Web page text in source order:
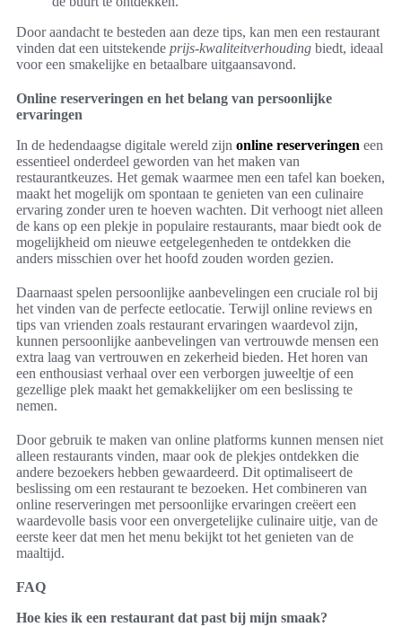
Door aandacht te besteden aan deze tips, kan men een restaurant
vinden dat een uitstekende prijs-kwaliteitverhouding biedt, ideaal
voor een smakelijke en betaalbare uitgaansavond.
Online reserveringen en het belang van persoonlijke
ervaringen
In de hedendaagse digitale wereld zijn online reserveringen een
essentieel onderdeel geworden van het maken van
restaurantkeuzes. Het gemak waarmee men een tafel kan boeken,
maakt het mogelijk om spontaan te genieten van een culinaire
ervaring zonder uren te hoeven wachten. Dit verhoogt niet alleen
de kans op een plekje in populaire restaurants, maar biedt ook de
mogelijkheid om nieuwe eetgelegenheden te ontdekken die
anders misschien over het hoofd zouden worden gezien.
Daarnaast spelen persoonlijke aanbevelingen een cruciale rol bij
het vinden van de perfecte eetlocatie. Terwijl online reviews en
tips van vrienden zoals restaurant ervaringen waardevol zijn,
kunnen persoonlijke aanbevelingen van vertrouwde mensen een
extra laag van vertrouwen en zekerheid bieden. Het horen van
een enthousiast verhaal over een verborgen juweeltje of een
gezellige plek maakt het gemakkelijker om een beslissing te
nemen.
Door gebruik te maken van online platforms kunnen mensen niet
alleen restaurants vinden, maar ook de plekjes ontdekken die
andere bezoekers hebben gewaardeerd. Dit optimaliseert de
beslissing om een restaurant te bezoeken. Het combineren van
online reserveringen met persoonlijke ervaringen creëert een
waardevolle basis voor een onvergetelijke culinaire uitje, van de
eerste keer dat men het menu bekijkt tot het genieten van de
maaltijd.
FAQ
Hoe kies ik een restaurant dat past bij mijn smaak?